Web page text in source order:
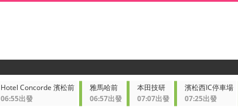
Hotel Concorde 濱松前
06:55出發
雅馬哈前
06:57出發
本田技研
07:07出發
濱松西IC停車場
07:25出發